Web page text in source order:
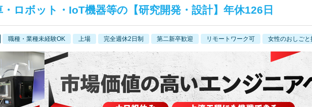
・ロボット・IoT機器等の【研究開発・設計】年休126日
職種・業種未経験OK 上場 完全週休2日制 第二新卒歓迎 リモートワーク可 女性のおしごと